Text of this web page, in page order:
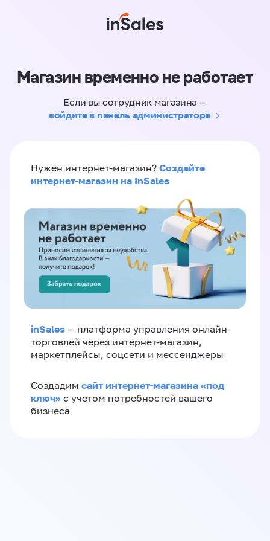
Магазин временно не работает
Если вы сотрудник магазина —
войдите в панель администратора
Нужен интернет-магазин? Создайте
интернет-магазин на InSales
inSales — платформа управления онлайн-
торговлей через интернет-магазин,
маркетплейсы, соцсети и мессенджеры
Создадим сайт интернет-магазина «под
ключ» с учетом потребностей вашего
бизнеса